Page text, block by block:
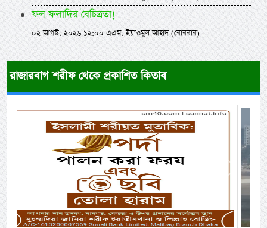
ফল ফলাদির বৈচিত্রতা!
০২ আগস্ট, ২০২৬ ১২:০০ এএম, ইয়াওমুল আহাদ (রোববার)
রাজারবাগ শরীফ থেকে প্রকাশিত কিতাব
Next